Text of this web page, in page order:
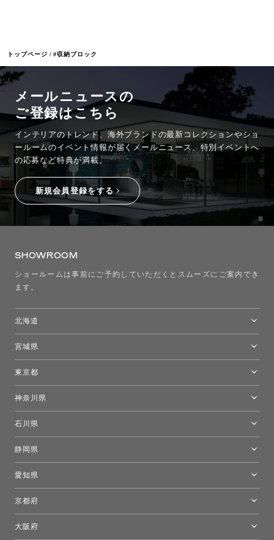
トップページ #収納ブロック
メールニュースの
ご登録はこちら
インテリアのトレンド、海外ブランドの最新コレクションやショ
ールームのイベント情報が届くメールニュース、特別イベントへ
の応募など特典が満載。
新規会員登録をする
SHOWROOM
ショールームは事前にご予約していただくとスムーズにご案内でき
ます。
北海道
宮城県
東京都
モーイ東京
キーブー東京
FLOS｜フロスデザインスペース青山
神奈川県
石川県
静岡県
愛知県
京都府
大阪府